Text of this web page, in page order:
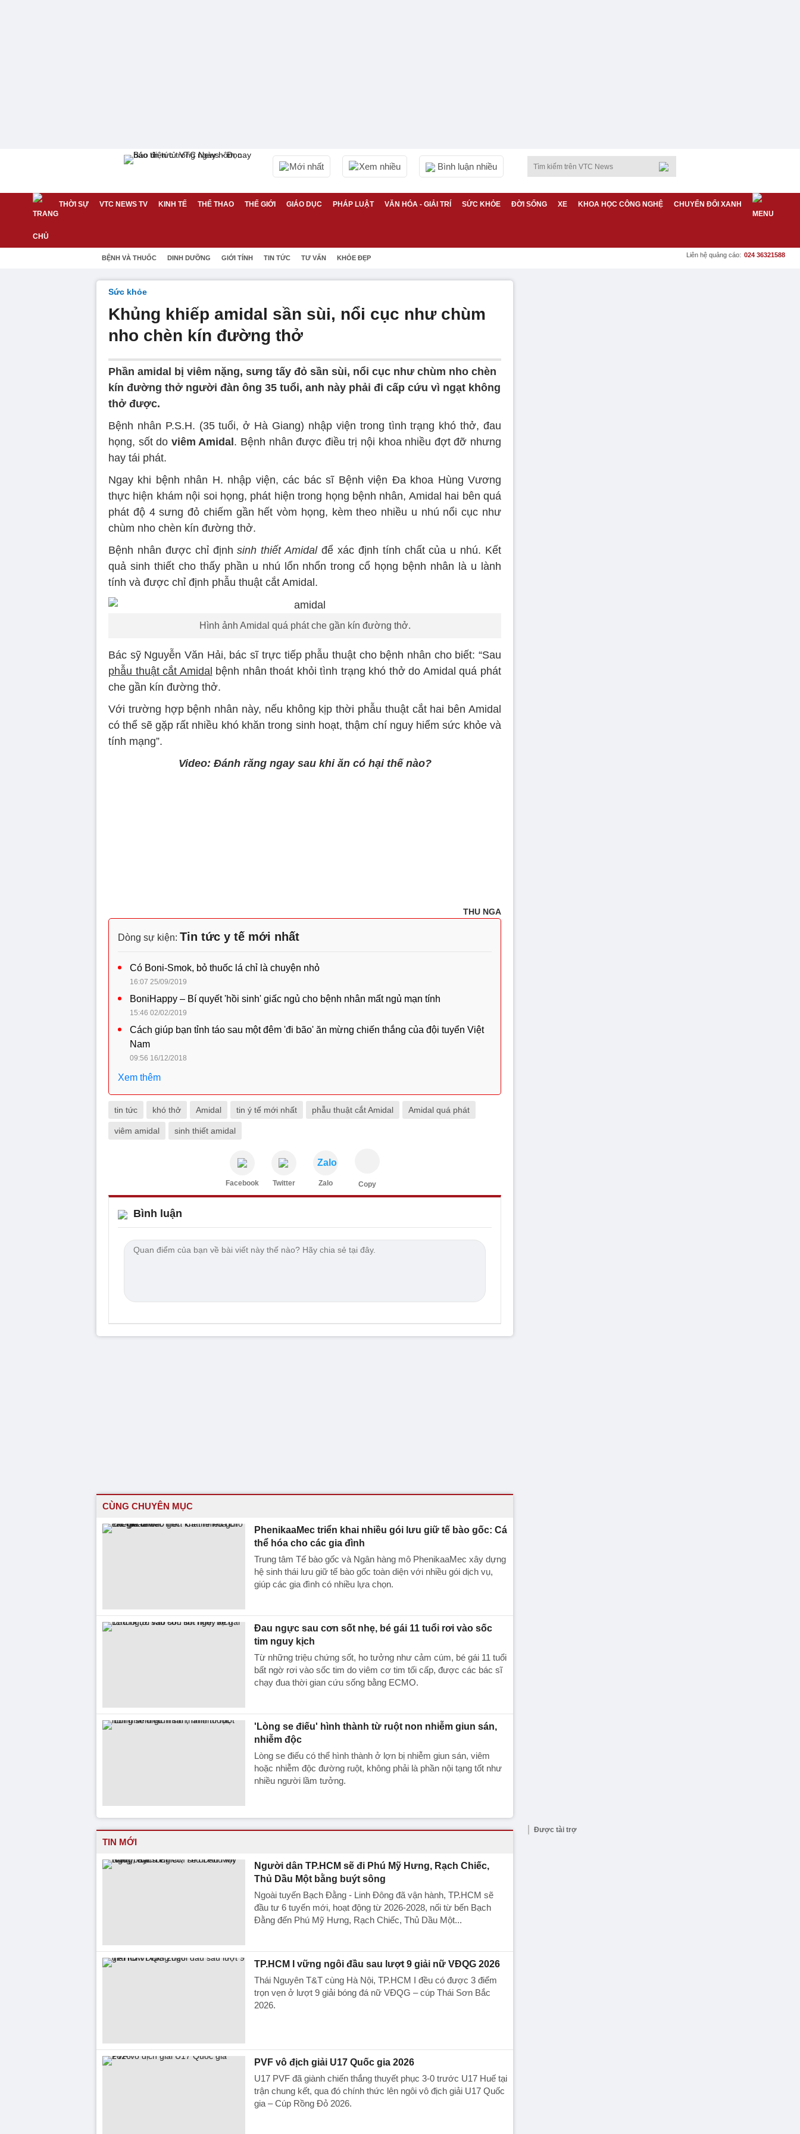
Mới nhất Xem nhiều Bình luận nhiều
THỜI SỰ VTC NEWS TV KINH TẾ THỂ THAO THẾ GIỚI GIÁO DỤC PHÁP LUẬT VĂN HÓA - GIẢI TRÍ SỨC KHỎE ĐỜI SỐNG XE KHOA HỌC CÔNG NGHỆ CHUYỂN ĐỔI XANH
BỆNH VÀ THUỐC DINH DƯỠNG GIỚI TÍNH TIN TỨC TƯ VẤN KHỎE ĐẸP Liên hệ quảng cáo: 024 36321588
Sức khỏe
Khủng khiếp amidal sần sùi, nổi cục như chùm
nho chèn kín đường thở
Phần amidal bị viêm nặng, sưng tấy đỏ sần sùi, nổi cục như chùm nho chèn
kín đường thở người đàn ông 35 tuổi, anh này phải đi cấp cứu vì ngạt không
thở được.
Bệnh nhân P.S.H. (35 tuổi, ở Hà Giang) nhập viện trong tình trạng khó thở, đau
họng, sốt do viêm Amidal . Bệnh nhân được điều trị nội khoa nhiều đợt đỡ nhưng
hay tái phát.
Ngay khi bệnh nhân H. nhập viện, các bác sĩ Bệnh viện Đa khoa Hùng Vương
thực hiện khám nội soi họng, phát hiện trong họng bệnh nhân, Amidal hai bên quá
phát độ 4 sưng đỏ chiếm gần hết vòm họng, kèm theo nhiều u nhú nổi cục như
chùm nho chèn kín đường thở.
Bệnh nhân được chỉ định sinh thiết Amidalđể xác định tính chất của u nhú. Kết
quả sinh thiết cho thấy phần u nhú lổn nhổn trong cổ họng bệnh nhân là u lành
tính và được chỉ định phẫu thuật cắt Amidal.
Hình ảnh Amidal quá phát che gần kín đường thở.
Bác sỹ Nguyễn Văn Hải, bác sĩ trực tiếp phẫu thuật cho bệnh nhân cho biết: “Sau
phẫu thuật cắt Amidal bệnh nhân thoát khỏi tình trạng khó thở do Amidal quá phát
che gần kín đường thở.
Với trường hợp bệnh nhân này, nếu không kịp thời phẫu thuật cắt hai bên Amidal
có thể sẽ gặp rất nhiều khó khăn trong sinh hoạt, thậm chí nguy hiểm sức khỏe và
tính mạng”.
Video: Đánh răng ngay sau khi ăn có hại thế nào?
THU NGA
Dòng sự kiện: Tin tức y tế mới nhất
Có Boni-Smok, bỏ thuốc lá chỉ là chuyện nhỏ
16:07 25/09/2019
BoniHappy – Bí quyết 'hồi sinh' giấc ngủ cho bệnh nhân mất ngủ mạn tính
15:46 02/02/2019
Cách giúp bạn tỉnh táo sau một đêm 'đi bão' ăn mừng chiến thắng của đội tuyển Việt
Nam
09:56 16/12/2018
Xem thêm
tin tức khó thở Amidal tin ý tế mới nhất phẫu thuật cắt Amidal Amidal quá phát
viêm amidal sinh thiết amidal
Facebook Twitter
Zalo
Zalo Copy
Bình luận
CÙNG CHUYÊN MỤC
PhenikaaMec triển khai nhiều gói lưu giữ tế bào gốc: Cá
thể hóa cho các gia đình
Trung tâm Tế bào gốc và Ngân hàng mô PhenikaaMec xây dựng
hệ sinh thái lưu giữ tế bào gốc toàn diện với nhiều gói dịch vụ,
giúp các gia đình có nhiều lựa chọn.
Đau ngực sau cơn sốt nhẹ, bé gái 11 tuổi rơi vào sốc
tim nguy kịch
Từ những triệu chứng sốt, ho tưởng như cảm cúm, bé gái 11 tuổi
bất ngờ rơi vào sốc tim do viêm cơ tim tối cấp, được các bác sĩ
chạy đua thời gian cứu sống bằng ECMO.
'Lòng se điếu' hình thành từ ruột non nhiễm giun sán,
nhiễm độc
Lòng se điếu có thể hình thành ở lợn bị nhiễm giun sán, viêm
hoặc nhiễm độc đường ruột, không phải là phần nội tạng tốt như
nhiều người lầm tưởng.
TIN MỚI
Người dân TP.HCM sẽ đi Phú Mỹ Hưng, Rạch Chiếc,
Thủ Dầu Một bằng buýt sông
Ngoài tuyến Bạch Đằng - Linh Đông đã vận hành, TP.HCM sẽ
đầu tư 6 tuyến mới, hoạt động từ 2026-2028, nối từ bến Bạch
Đằng đến Phú Mỹ Hưng, Rạch Chiếc, Thủ Dầu Một...
TP.HCM I vững ngôi đầu sau lượt 9 giải nữ VĐQG 2026
Thái Nguyên T&T cùng Hà Nội, TP.HCM I đều có được 3 điểm
trọn vẹn ở lượt 9 giải bóng đá nữ VĐQG – cúp Thái Sơn Bắc
2026.
PVF vô địch giải U17 Quốc gia 2026
U17 PVF đã giành chiến thắng thuyết phục 3-0 trước U17 Huế tại
trận chung kết, qua đó chính thức lên ngôi vô địch giải U17 Quốc
gia – Cúp Rồng Đỏ 2026.
Được tài trợ